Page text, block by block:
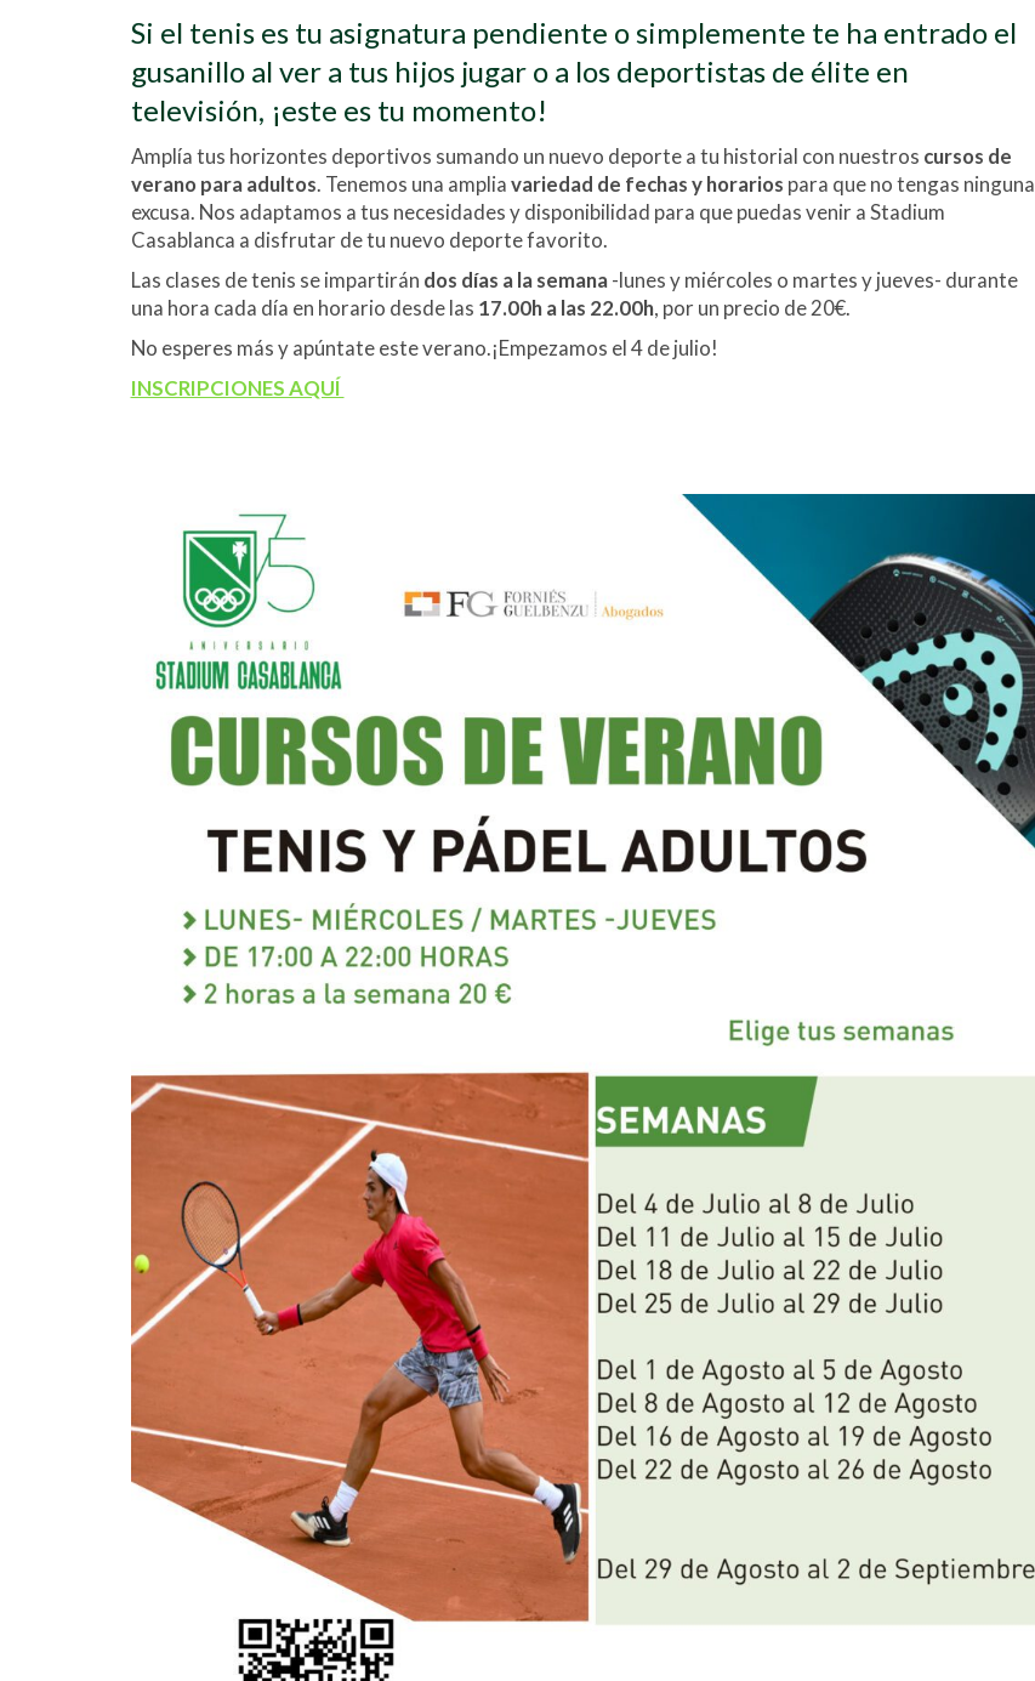
Si el tenis es tu asignatura pendiente o simplemente te ha entrado el
gusanillo al ver a tus hijos jugar o a los deportistas de élite en
televisión, ¡este es tu momento!
Amplía tus horizontes deportivos sumando un nuevo deporte a tu historial con nuestros cursos de
verano para adultos. Tenemos una ampliavariedad de fechas y horarios para que no tengas ninguna
excusa. Nos adaptamos a tus necesidades y disponibilidad para que puedas venir a Stadium
Casablanca a disfrutar de tu nuevo deporte favorito.
Las clases de tenis se impartirán dos días a la semana-lunes y miércoles o martes y jueves- durante
una hora cada día en horario desde las 17.00h a las 22.00h, por un precio de 20€.
No esperes más y apúntate este verano.¡Empezamos el 4 de julio!
INSCRIPCIONES AQUÍ